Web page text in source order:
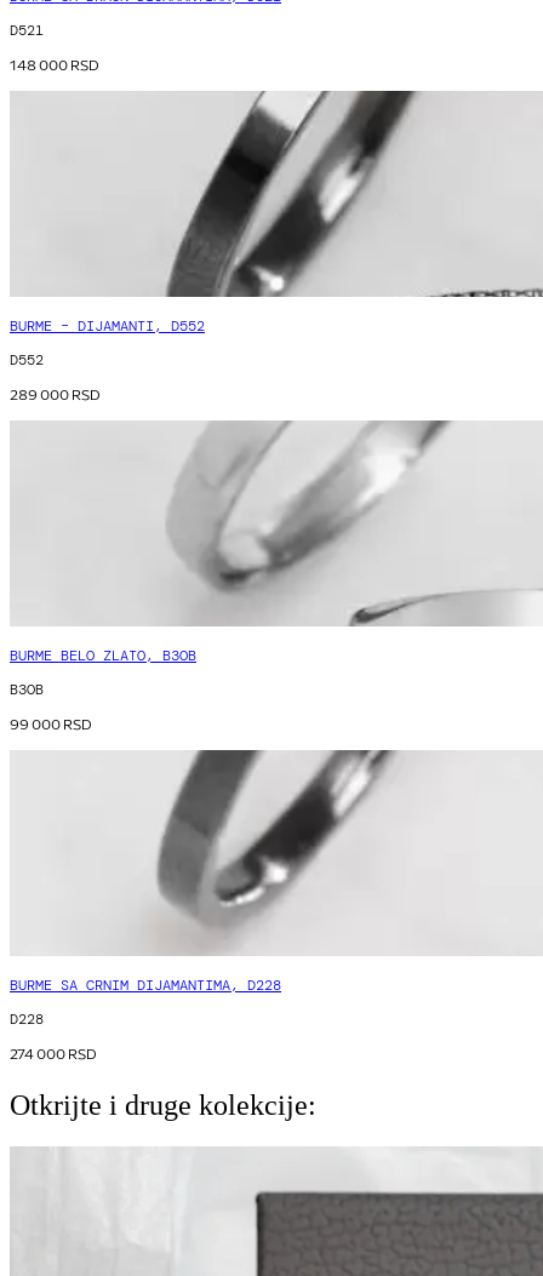
D521
148 000RSD
BURME – DIJAMANTI, D552
D552
289 000RSD
BURME BELO ZLATO, B3OB
B3OB
99 000RSD
BURME SA CRNIM DIJAMANTIMA, D228
D228
274 000RSD
Otkrijte i druge kolekcije: